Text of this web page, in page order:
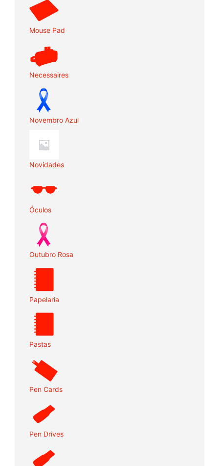
Mouse Pad
Necessaires
Novembro Azul
Novidades
Óculos
Outubro Rosa
Papelaria
Pastas
Pen Cards
Pen Drives